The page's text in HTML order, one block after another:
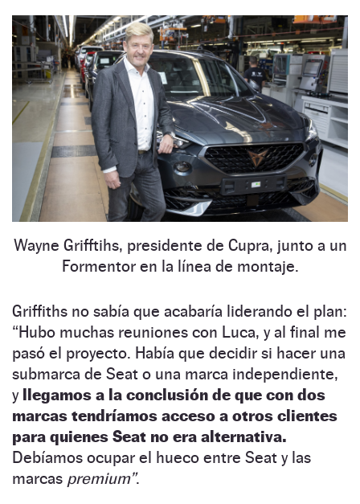
Wayne Grifftihs, presidente de Cupra, junto a un
Formentor en la línea de montaje.
Griffiths no sabía que acabaría liderando el plan:
“Hubo muchas reuniones con Luca, y al final me
pasó el proyecto. Había que decidir si hacer una
submarca de Seat o una marca independiente,
y llegamos a la conclusión de que con dos
marcas tendríamos acceso a otros clientes
para quienes Seat no era alternativa.
Debíamos ocupar el hueco entre Seat y las
marcas premium”.